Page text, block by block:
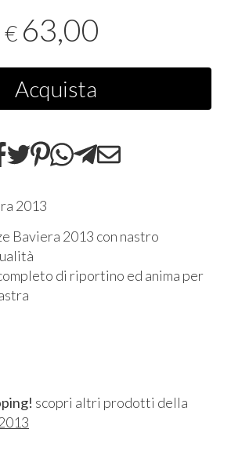
€ 63,00
Acquista
2013
Baviera 2013 con nastro
di riportino ed anima per
scopri altri prodotti della